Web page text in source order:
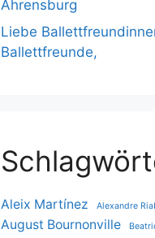
Ahrensburg
Liebe
Ballettfreunde,
Aleix Martínez Alexandre
August Bournonville